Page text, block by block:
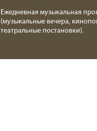
Ежедневная музыкальная
(музыкальные вечера,
театральные постановки).